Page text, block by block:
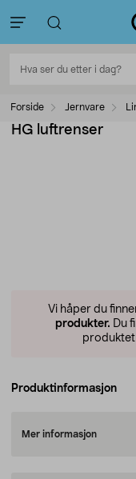
Forside Jernvare
HG luftrenser
Vi håper du
produkter. Du
produktet
Produktinformasjon
Mer informasjon